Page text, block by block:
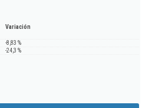
Variación
-8,83 %
-24,3 %